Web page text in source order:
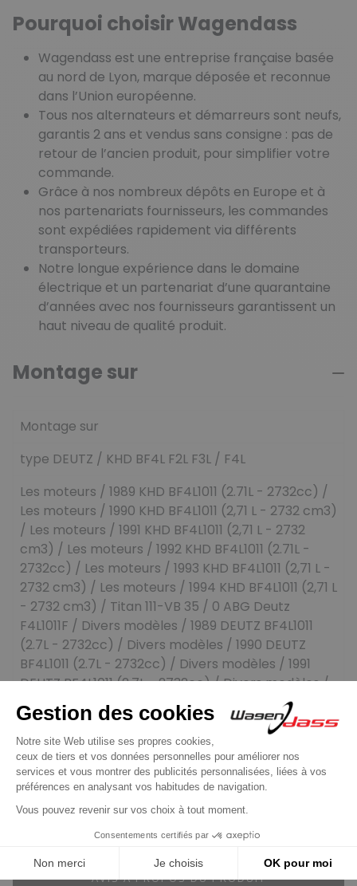
Pourquoi choisir Wagendass
Wagendass est une entreprise française basée
au nord de Lyon, marque déposée et reconnue
dans l’Union européenne.
Tous nos alternateurs et démarreurs sont neufs,
garantis 2 ans et vendus sans consigne : pas de
retour de l’ancien produit, pour simplifier votre
commande.
Grâce à nos nombreux dépôts en Europe et à
nos partenariats fournisseurs, les commandes
sont expédiées rapidement via différents
transporteurs.
Notre longue expérience dans le domaine
électrique et un partenariat d’une quarantaine
d’années avec nos fournisseurs garantissent un
haut niveau de qualité produit.
Montage sur
Montage sur
type DEUTZ / KHD BF4L F2L F3L / F4L
Les moteurs / 1989 KHD BF4L1011 (2.71L - 2732cc) /
Les moteurs / 1990 KHD BF4L1011 (2,71 L - 2732 cm3)
/ Les moteurs / 1991 KHD BF4L1011 (2,71 L - 2732
cm3) / Les moteurs / 1992 KHD BF4L1011 (2.71L -
2732cc) / Les moteurs / 1993 KHD BF4L1011 (2,71 L -
2732 cm3) / Les moteurs / 1994 KHD BF4L1011 (2,71 L
- 2732 cm3) / Titan 111-VB 35 / 0 ABG Deutz
F4L1011F / Divers modèles / 1989 DEUTZ BF4L1011
(2.7L - 2732cc) / Divers modèles / 1990 DEUTZ
BF4L1011 (2.7L - 2732cc) / Divers modèles / 1991
DEUTZ BF4L1011 (2.7L - 2732cc) / Divers modèles /
1992 DEUTZ BF4L1011 (2.7L - 2732cc) / Divers
modèles / 1993 DEUTZ BF4L1011 (2.7L - 2732cc) /
Divers modèles / 1994 DEUTZ BF4L1011 (2.7L -
2732cc)
Avis clients
AVIS À PROPOS DU PRODUIT